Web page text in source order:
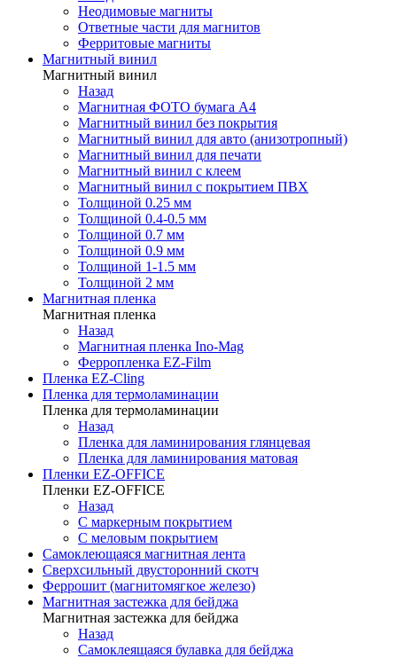
Неодимовые магниты
Ответные части для магнитов
Ферритовые магниты
Магнитный винил
Магнитный винил
Назад
Магнитная ФОТО бумага А4
Магнитный винил без покрытия
Магнитный винил для авто (анизотропный)
Магнитный винил для печати
Магнитный винил с клеем
Магнитный винил с покрытием ПВХ
Толщиной 0.25 мм
Толщиной 0.4-0.5 мм
Толщиной 0.7 мм
Толщиной 0.9 мм
Толщиной 1-1.5 мм
Толщиной 2 мм
Магнитная пленка
Магнитная пленка
Назад
Магнитная пленка Ino-Mag
Ферропленка EZ-Film
Пленка EZ-Cling
Пленка для термоламинации
Пленка для термоламинации
Назад
Пленка для ламинирования глянцевая
Пленка для ламинирования матовая
Пленки EZ-OFFICE
Пленки EZ-OFFICE
Назад
С маркерным покрытием
С меловым покрытием
Самоклеющаяся магнитная лента
Сверхсильный двусторонний скотч
Феррошит (магнитомягкое железо)
Магнитная застежка для бейджа
Магнитная застежка для бейджа
Назад
Самоклеящаяся булавка для бейджа